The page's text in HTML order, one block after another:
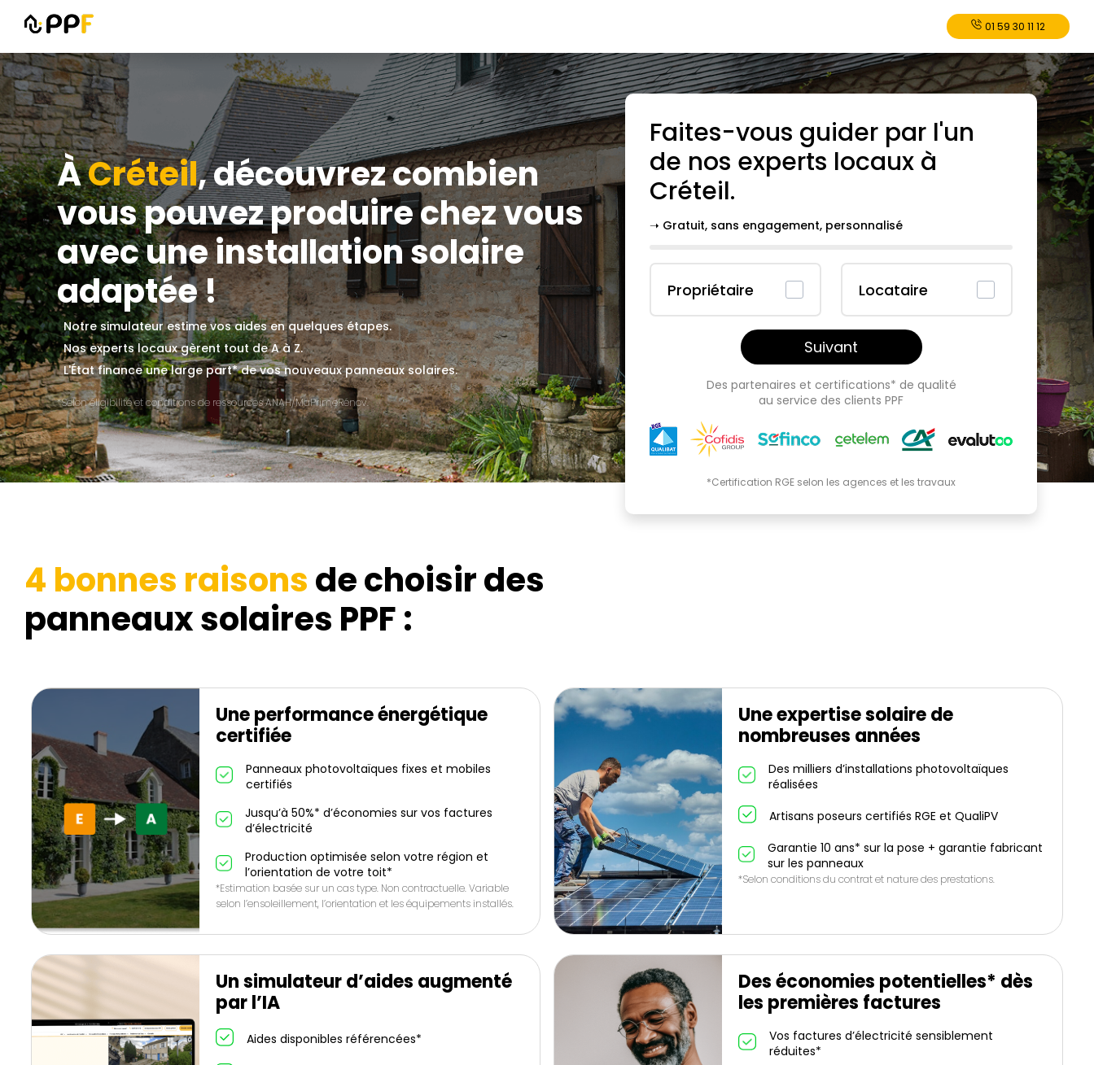
01 59 30 11 12
ÀCréteil, découvrez combien
vous pouvez produire chez vous
avec une installation solaire
adaptée !
Notre simulateur estime vos aides en quelques étapes.
Nos experts locaux gèrent tout de A à Z.
L'État finance une large part* de vos nouveaux panneaux solaires.
*Selon éligibilité et conditions de ressources ANAH/MaPrimeRénov'.
Faites-vous guider par l'un
de nos experts locaux à
Créteil.
➝ Gratuit, sans engagement, personnalisé
Propriétaire Locataire
Suivant
Des partenaires et certifications* de qualité
au service des clients PPF
*Certification RGE selon les agences et les travaux
4 bonnes raisonsde choisir des
panneaux solaires PPF :
Une performance énergétique
certifiée
Panneaux photovoltaïques fixes et mobiles
certifiés
Jusqu’à 50%* d’économies sur vos factures
d’électricité
Production optimisée selon votre région et
l’orientation de votre toit*
*Estimation basée sur un cas type. Non contractuelle. Variable
selon l’ensoleillement, l’orientation et les équipements installés.
Une expertise solaire de
nombreuses années
Des milliers d’installations photovoltaïques
réalisées
Artisans poseurs certifiés RGE et QualiPV
Garantie 10 ans* sur la pose + garantie fabricant
sur les panneaux
*Selon conditions du contrat et nature des prestations.
Un simulateur d’aides augmenté
par l’IA
Aides disponibles référencées*
Des économies potentielles* dès
les premières factures
Vos factures d’électricité sensiblement
réduites*